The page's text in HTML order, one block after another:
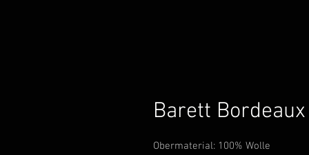
Barett Bordeaux
Obermaterial: 100% Wolle